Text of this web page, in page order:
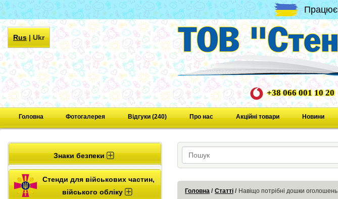
Rus|Ukr
+38 066 001 10 20
Головна Фотогалерея Відгуки (240) Про нас Акційні товари Новини
Знаки безпеки
Стенди для військових частин,
війського обліку
Головна Статті Навіщо потрібні дошки